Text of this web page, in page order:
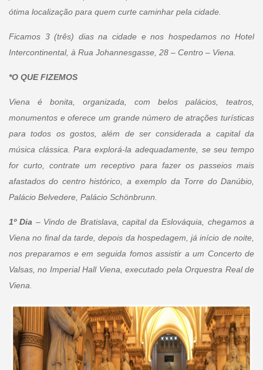
ótima localização para quem curte caminhar pela cidade.
Ficamos 3 (três) dias na cidade e nos hospedamos no Hotel
Intercontinental, à Rua Johannesgasse, 28 – Centro – Viena.
*O QUE FIZEMOS
Viena é bonita, organizada, com belos palácios, teatros,
monumentos e oferece um grande número de atrações turísticas
para todos os gostos, além de ser considerada a capital da
música clássica. Para explorá-la adequadamente, se seu tempo
for curto, contrate um receptivo para fazer os passeios mais
afastados do centro histórico, a exemplo da Torre do Danúbio,
Palácio Belvedere, Palácio Schönbrunn.
1º Dia – Vindo de Bratislava, capital da Eslováquia, chegamos a
Viena no final da tarde, depois da hospedagem, já início de noite,
nos preparamos e em seguida fomos assistir a um Concerto de
Valsas, no Imperial Hall Viena, executado pela Orquestra Real de
Viena.